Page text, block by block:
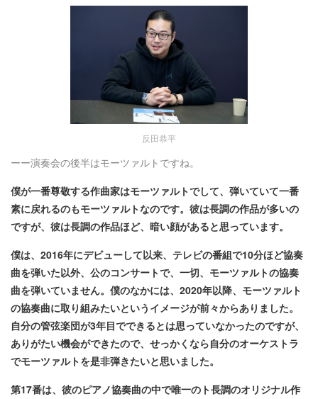
反田恭平
ーー演奏会の後半はモーツァルトですね。
僕が一番尊敬する作曲家はモーツァルトでして、弾いていて一番
素に戻れるのもモーツァルトなのです。彼は長調の作品が多いの
ですが、彼は長調の作品ほど、暗い顔があると思っています。
僕は、2016年にデビューして以来、テレビの番組で10分ほど協奏
曲を弾いた以外、公のコンサートで、一切、モーツァルトの協奏
曲を弾いていません。僕のなかには、2020年以降、モーツァルト
の協奏曲に取り組みたいというイメージが前々からありました。
自分の管弦楽団が3年目でできるとは思っていなかったのですが、
ありがたい機会ができたので、せっかくなら自分のオーケストラ
でモーツァルトを是非弾きたいと思いました。
第17番は、彼のピアノ協奏曲の中で唯一のト長調のオリジナル作